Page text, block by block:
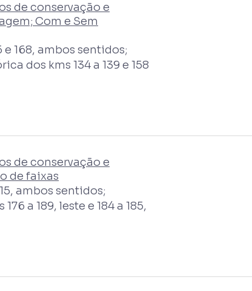
de conservação e
Com e Sem
e 168, ambos sentidos;
dos kms 134 a 139 e 158
de conservação e
de faixas
ambos sentidos;
a 189, leste e 184 a 185,